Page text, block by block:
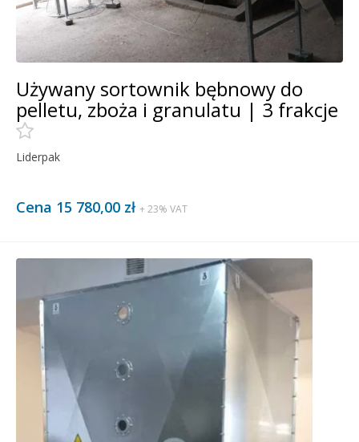
Używany sortownik bębnowy do
pelletu, zboża i granulatu | 3 frakcje
Liderpak
Cena 15 780,00 zł + 23% VAT